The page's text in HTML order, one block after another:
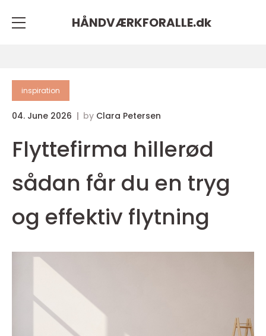
HÅNDVÆRKFORALLE.dk
inspiration
04. June 2026 by Clara Petersen
Flyttefirma hillerød
sådan får du en tryg
og effektiv flytning